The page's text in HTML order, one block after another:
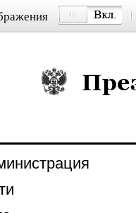
Президент